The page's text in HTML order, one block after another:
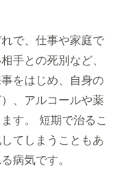
で、仕事や家庭で
手との死別など、
をはじめ、自身の
、アルコールや薬
す。 短期で治るこ
てしまうこともあ
病気です。